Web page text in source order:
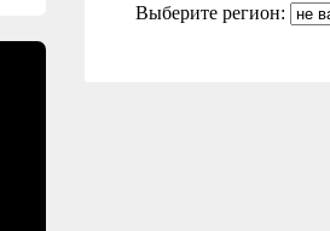
Выберите регион: